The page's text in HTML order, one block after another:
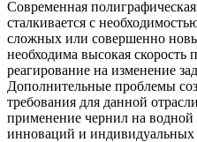
Современная
сталкивается с
сложных или совершенно
необходима высокая скорость
реагирование на изменение
Дополнительные проблемы
требования для данной
применение чернил на водной
инноваций и индивидуальных